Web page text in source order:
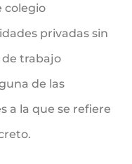
colegio
privadas sin
trabajo
de las
a la que se refiere